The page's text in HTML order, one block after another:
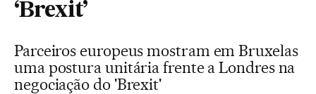
‘Brexit’
Parceiros europeus mostram em Bruxelas
uma postura unitária frente a Londres na
negociação do 'Brexit'